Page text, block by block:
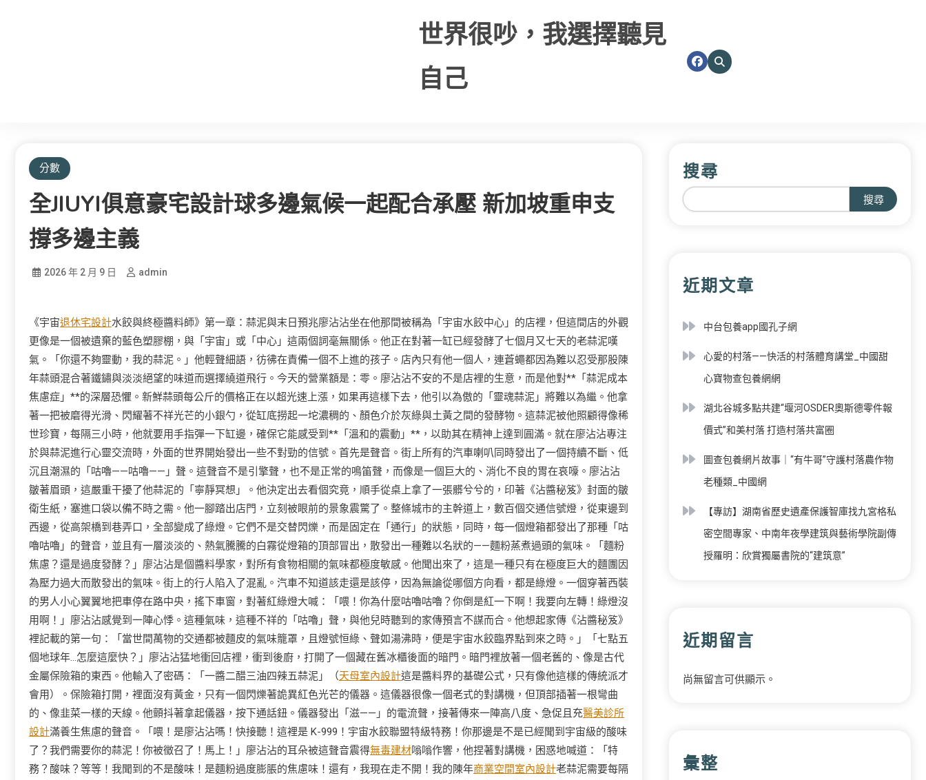
世界很吵，我選擇聽見
自己
分數
全JIUYI俱意豪宅設計球多邊氣候一起配合承壓 新加坡重申支
撐多邊主義
2026 年 2 月 9 日 admin
《宇宙退休宅設計水餃與終極醬料師》第一章：蒜泥與末日預兆廖沾沾坐在他那間被稱為「宇宙水餃中心」的店裡，但這間店的外觀
更像是一個被遺棄的藍色塑膠棚，與「宇宙」或「中心」這兩個詞毫無關係。他正在對著一缸已經發酵了七個月又七天的老蒜泥嘆
氣。「你還不夠靈動，我的蒜泥。」他輕聲細語，彷彿在責備一個不上進的孩子。店內只有他一個人，連蒼蠅都因為難以忍受那股陳
年蒜頭混合著鐵鏽與淡淡絕望的味道而選擇繞道飛行。今天的營業額是：零。廖沾沾不安的不是店裡的生意，而是他對**「蒜泥成本
焦慮症」**的深層恐懼。新鮮蒜頭每公斤的價格正在以超光速上漲，如果再這樣下去，他引以為傲的「靈魂蒜泥」將難以為繼。他拿
著一把被磨得光滑、閃耀著不祥光芒的小銀勺，從缸底撈起一坨濃稠的、顏色介於灰綠與土黃之間的發酵物。這蒜泥被他照顧得像稀
世珍寶，每隔三小時，他就要用手指彈一下缸邊，確保它能感受到**「溫和的震動」**，以助其在精神上達到圓滿。就在廖沾沾專注
於與蒜泥進行心靈交流時，外面的世界開始發出一些不對勁的信號。首先是聲音。街上所有的汽車喇叭同時發出了一個持續不斷、低
沉且潮濕的「咕嚕——咕嚕——」聲。這聲音不是引擎聲，也不是正常的鳴笛聲，而像是一個巨大的、消化不良的胃在哀嚎。廖沾沾
皺著眉頭，這嚴重干擾了他蒜泥的「寧靜冥想」。他決定出去看個究竟，順手從桌上拿了一張髒兮兮的，印著《沾醬秘笈》封面的皺
衛生紙，塞進口袋以備不時之需。他一腳踏出店門，立刻被眼前的景象震驚了。整條城市的主幹道上，數百個交通信號燈，從東邊到
西邊，從高架橋到巷弄口，全部變成了綠燈。它們不是交替閃爍，而是固定在「通行」的狀態，同時，每一個燈箱都發出了那種「咕
嚕咕嚕」的聲音，並且有一層淡淡的、熱氣騰騰的白霧從燈箱的頂部冒出，散發出一種難以名狀的——麵粉蒸煮過頭的氣味。「麵粉
焦慮？還是過度發酵？」廖沾沾是個醬料學家，對所有食物相關的氣味都極度敏感。他聞出來了，這是一種只有在極度巨大的麵團因
為壓力過大而散發出的氣味。街上的行人陷入了混亂。汽車不知道該走還是該停，因為無論從哪個方向看，都是綠燈。一個穿著西裝
的男人小心翼翼地把車停在路中央，搖下車窗，對著紅綠燈大喊：「喂！你為什麼咕嚕咕嚕？你倒是紅一下啊！我要向左轉！綠燈沒
用啊！」廖沾沾感覺到一陣心悸。這種氣味，這種不祥的「咕嚕」聲，與他兒時聽到的家傳預言不謀而合。他想起家傳《沾醬秘笈》
裡記載的第一句：「當世間萬物的交通都被麵皮的氣味籠罩，且燈號恒綠、聲如湯沸時，便是宇宙水餃臨界點到來之時。」「七點五
個地球年…怎麼這麼快？」廖沾沾猛地衝回店裡，衝到後廚，打開了一個藏在舊冰櫃後面的暗門。暗門裡放著一個老舊的、像是古代
金屬保險箱的東西。他輸入了密碼：「一醬二醋三油四辣五蒜泥」（天母室內設計這是醬料界的基礎公式，只有像他這樣的傳統派才
會用）。保險箱打開，裡面沒有黃金，只有一個閃爍著詭異紅色光芒的儀器。這儀器很像一個老式的對講機，但頂部插著一根彎曲
的、像韭菜一樣的天線。他顫抖著拿起儀器，按下通話鈕。儀器發出「滋——」的電流聲，接著傳來一陣高八度、急促且充醫美診所
設計滿養生焦慮的聲音。「喂！是廖沾沾嗎！快接聽！這裡是 K-999！宇宙水餃聯盟特級特務！你那邊是不是已經聞到宇宙級的酸味
了？我們需要你的蒜泥！你被徵召了！馬上！」廖沾沾的耳朵被這聲音震得無毒建材嗡嗡作響，他捏著對講機，困惑地喊道：「特
務？酸味？等等！我聞到的不是酸味！是麵粉過度膨脹的焦慮味！還有，我現在走不開！我的陳年商業空間室內設計老蒜泥需要每隔
搜尋
搜尋
近期文章
中台包養app國孔子網
心愛的村落——快活的村落體育講堂_中國甜
心寶物查包養網網
湖北谷城多點共建“堰河OSDER奧斯德零件報
價式”和美村落 打造村落共富圈
圖查包養網片故事｜“有牛哥”守護村落農作物
老種類_中國網
【專訪】湖南省歷史遺產保護智庫找九宮格私
密空間專家、中南年夜學建筑與藝術學院副傳
授羅明：欣賞獨屬書院的“建筑意”
近期留言
尚無留言可供顯示。
彙整